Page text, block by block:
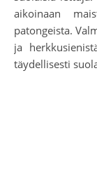
aikoinaan
patongeista.
ja
täydellisesti